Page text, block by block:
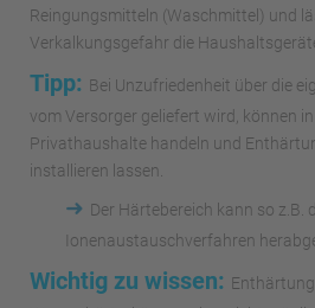
Reingungsmitteln (Waschmittel) und
Verkalkungsgefahr die
Tipp: Bei Unzufriedenheit über die
vom Versorger geliefert wird, können
Privathaushalte handeln und
installieren lassen.
➜ Der Härtebereich kann so z.B.
Ionenaustauschverfahren
Wichtig zu wissen: